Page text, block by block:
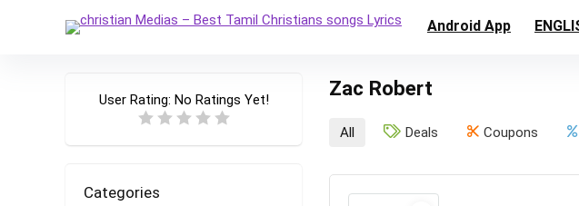
Android App
Zac Robert
User Rating: No Ratings Yet!
Categories
All Deals Coupons